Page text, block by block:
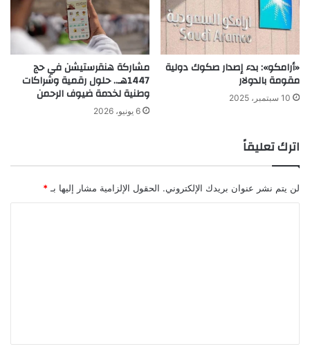
«أرامكو»: بدء إصدار صكوك دولية
مقومة بالدولار
10 سبتمبر، 2025
مشاركة هنقرستيشن في حج
1447هـ.. حلول رقمية وشراكات
وطنية لخدمة ضيوف الرحمن
6 يونيو، 2026
اترك تعليقاً
لن يتم نشر عنوان بريدك الإلكتروني. الحقول الإلزامية مشار إليها بـ *